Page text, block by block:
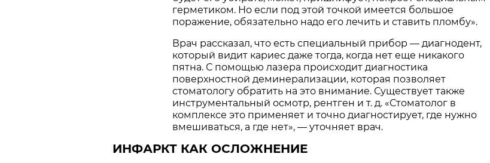
герметиком. Но если под этой точкой имеется большое
поражение, обязательно надо его лечить и ставить пломбу».
Врач рассказал, что есть специальный прибор — диагнодент,
который видит кариес даже тогда, когда нет еще никакого
пятна. С помощью лазера происходит диагностика
поверхностной деминерализации, которая позволяет
стоматологу обратить на это внимание. Существует также
инструментальный осмотр, рентген и т. д. «Стоматолог в
комплексе это применяет и точно диагностирует, где нужно
вмешиваться, а где нет», — уточняет врач.
ИНФАРКТ КАК ОСЛОЖНЕНИЕ